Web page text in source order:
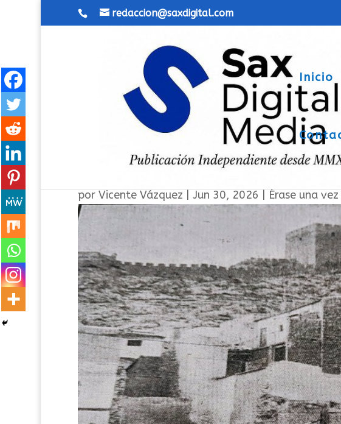
redaccion@saxdigital.com
Inicio
Antecedentes de la construcción
por Vicente Vázquez Jun 30, 2026 Érase una vez